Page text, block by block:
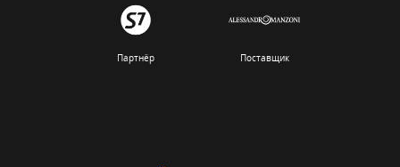
Партнёр Поставщик